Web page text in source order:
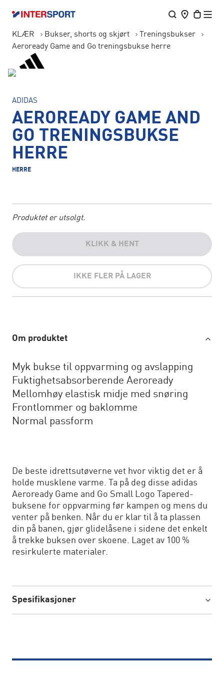
KLÆR Bukser, shorts og skjørt
Treningsbukser
Aeroready Game and Go treningsbukse herre
ADIDAS
AEROREADY GAME AND
GO TRENINGSBUKSE
HERRE
HERRE
Produktet er utsolgt.
KLIKK & HENT
IKKE FLER PÅ LAGER
Om produktet
Myk bukse til oppvarming og avslapping
Fuktighetsabsorberende Aeroready
Mellomhøy elastisk midje med snøring
Frontlommer og baklomme
Normal passform
De beste idrettsutøverne vet hvor viktig det er å
holde musklene varme. Ta på deg disse adidas
Aeroready Game and Go Small Logo Tapered-
buksene for oppvarming før kampen og mens du
venter på benken. Når du er klar til å ta plassen
din på banen, gjør glidelåsene i sidene det enkelt
å trekke buksen over skoene. Laget av 100 %
resirkulerte materialer.
Spesifikasjoner